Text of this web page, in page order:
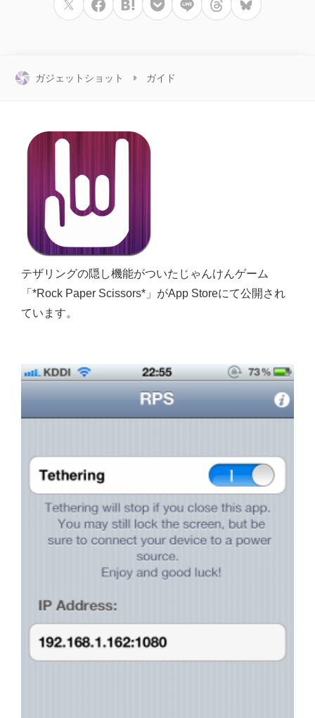
ガジェットショット ガイド
テザリングの隠し機能がついたじゃんけんゲーム
「*Rock Paper Scissors*」がApp Storeにて公開され
ています。